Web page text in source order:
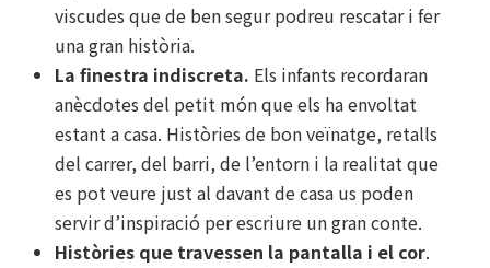
viscudes que de ben segur podreu rescatar i fer
una gran història.
La finestra indiscreta. Els infants recordaran
anècdotes del petit món que els ha envoltat
estant a casa. Històries de bon veïnatge, retalls
del carrer, del barri, de l’entorn i la realitat que
es pot veure just al davant de casa us poden
servir d’inspiració per escriure un gran conte.
Històries que travessen la pantalla i el cor.